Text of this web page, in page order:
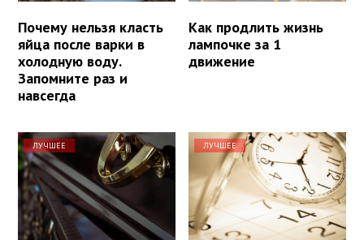
Почему нельзя класть
яйца после варки в
холодную воду.
Запомните раз и
навсегда
Как продлить жизнь
лампочке за 1
движение
ЛУЧШЕЕ ЛУЧШЕЕ